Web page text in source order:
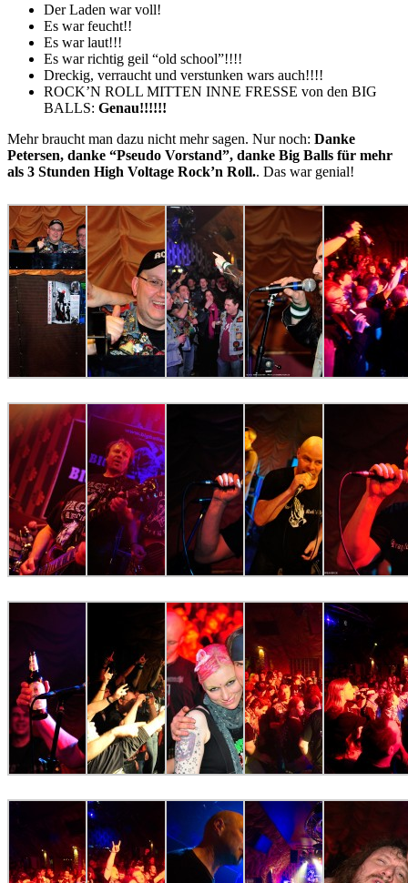
Der Laden war voll!
Es war feucht!!
Es war laut!!!
Es war richtig geil “old school”!!!!
Dreckig, verraucht und verstunken wars auch!!!!
ROCK’N ROLL MITTEN INNE FRESSE von den BIG
BALLS: Genau!!!!!!
Mehr braucht man dazu nicht mehr sagen. Nur noch: Danke
Petersen, danke “Pseudo Vorstand”, danke Big Balls für mehr
als 3 Stunden High Voltage Rock’n Roll.. Das war genial!